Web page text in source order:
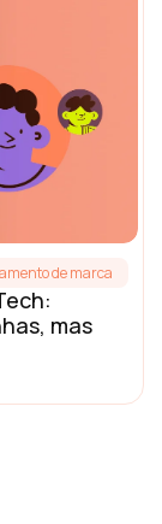
de marca
mas